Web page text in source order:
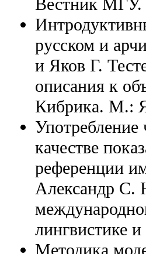
русском и
и Яков Г.
описания к
Кибрика. М.:
Употребление
качестве
референции
Александр С.
лингвистике
Методика